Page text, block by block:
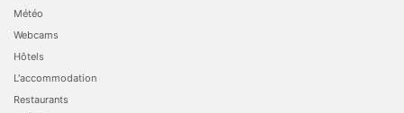
Météo
Webcams
Hôtels
L'accommodation
Restaurants